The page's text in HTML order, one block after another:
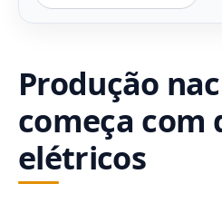
Produção
começa com
elétricos